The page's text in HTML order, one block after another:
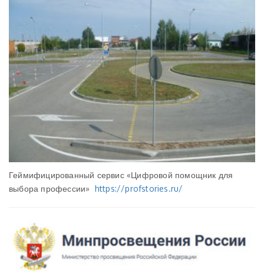
Геймифицированный сервис «Цифровой помощник для
выбора профессии» https://profstories.ru/